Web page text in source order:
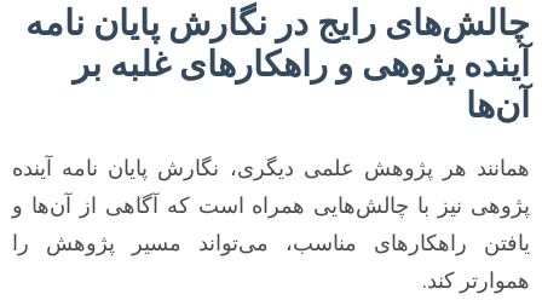
چالش‌های رایج در نگارش پایان نامه
آینده پژوهی و راهکارهای غلبه بر
آن‌ها
همانند هر پژوهش علمی دیگری، نگارش پایان نامه آینده
پژوهی نیز با چالش‌هایی همراه است که آگاهی از آن‌ها و
یافتن راهکارهای مناسب، می‌تواند مسیر پژوهش را
هموارتر کند.